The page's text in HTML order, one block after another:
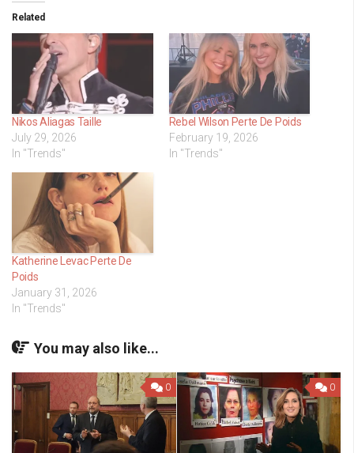
Related
Nikos Aliagas Taille
July 29, 2026
In "Trends"
Rebel Wilson Perte De Poids
February 19, 2026
In "Trends"
Katherine Levac Perte De
Poids
January 31, 2026
In "Trends"
You may also like...
0 0